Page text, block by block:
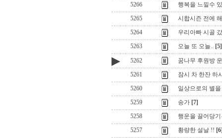
5266
행복을 느낄수
5265
시합시즌 전에
5264
우리아빠 시골
5263
오늘 또 오늘.. [5]
▶ 5262
꿈나무 후원방
5261
잠시 차 한잔 하
5260
일상으로의 별
5259
송가 [7]
5258
행운을 끌어당
5257
황량한 설날 !!